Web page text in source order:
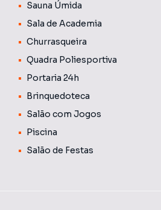
podendo variar conforme as
média e geralmente são cobradas
boleto do condomínio.
Sauna Úmida
Sala de Academia
Churrasqueira
Quadra Poliesportiva
Portaria 24h
Brinquedoteca
Salão com Jogos
Piscina
Salão de Festas